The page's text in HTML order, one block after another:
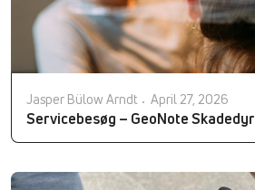
Jasper Bülow Arndt April 27, 2026
Servicebesøg – GeoNote Skadedyr